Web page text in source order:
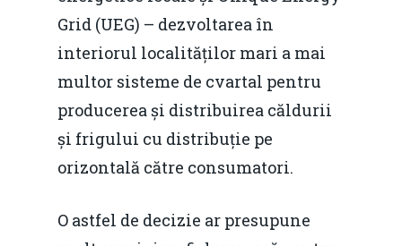
Grid (UEG) – dezvoltarea în
interiorul localităților mari a mai
multor sisteme de cvartal pentru
producerea și distribuirea căldurii
și frigului cu distribuție pe
orizontală către consumatori.
O astfel de decizie ar presupune